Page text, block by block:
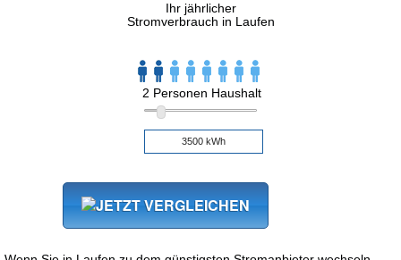
Ihr jährlicher
Stromverbrauch in Laufen
2 Personen Haushalt